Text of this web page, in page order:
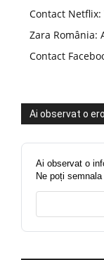
Contact
Zara România:
Contact
Ai observat o
Ai observat o
Ne poți